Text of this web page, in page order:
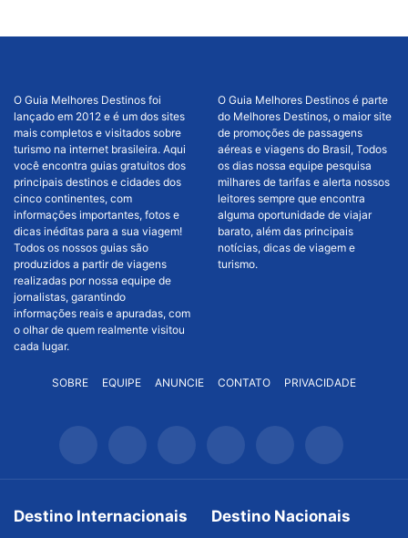
O Guia Melhores Destinos foi
lançado em 2012 e é um dos sites
mais completos e visitados sobre
turismo na internet brasileira. Aqui
você encontra guias gratuitos dos
principais destinos e cidades dos
cinco continentes, com
informações importantes, fotos e
dicas inéditas para a sua viagem!
Todos os nossos guias são
produzidos a partir de viagens
realizadas por nossa equipe de
jornalistas, garantindo
informações reais e apuradas, com
o olhar de quem realmente visitou
cada lugar.
O Guia Melhores Destinos é parte
do Melhores Destinos, o maior site
de promoções de passagens
aéreas e viagens do Brasil, Todos
os dias nossa equipe pesquisa
milhares de tarifas e alerta nossos
leitores sempre que encontra
alguma oportunidade de viajar
barato, além das principais
notícias, dicas de viagem e
turismo.
SOBRE EQUIPE ANUNCIE CONTATO PRIVACIDADE
Destino Internacionais Destino Nacionais